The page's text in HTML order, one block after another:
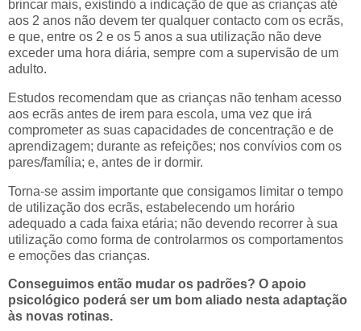
brincar mais, existindo a indicação de que as crianças até
aos 2 anos não devem ter qualquer contacto com os ecrãs,
e que, entre os 2 e os 5 anos a sua utilização não deve
exceder uma hora diária, sempre com a supervisão de um
adulto.
Estudos recomendam que as crianças não tenham acesso
aos ecrãs antes de irem para escola, uma vez que irá
comprometer as suas capacidades de concentração e de
aprendizagem; durante as refeições; nos convívios com os
pares/família; e, antes de ir dormir.
Torna-se assim importante que consigamos limitar o tempo
de utilização dos ecrãs, estabelecendo um horário
adequado a cada faixa etária; não devendo recorrer à sua
utilização como forma de controlarmos os comportamentos
e emoções das crianças.
Conseguimos então mudar os padrões? O apoio
psicológico poderá ser um bom aliado nesta adaptação
às novas rotinas.